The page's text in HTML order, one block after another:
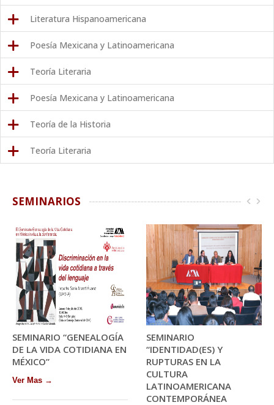
Literatura Hispanoamericana
Poesía Mexicana y Latinoamericana
Teoría Literaria
Poesía Mexicana y Latinoamericana
Teoría de la Historia
Teoría Literaria
SEMINARIOS
SEMINARIO “GENEALOGÍA
DE LA VIDA COTIDIANA EN
MÉXICO”
Ver Mas →
SEMINARIO
“IDENTIDAD(ES) Y
RUPTURAS EN LA
CULTURA
LATINOAMERICANA
CONTEMPORÁNEA